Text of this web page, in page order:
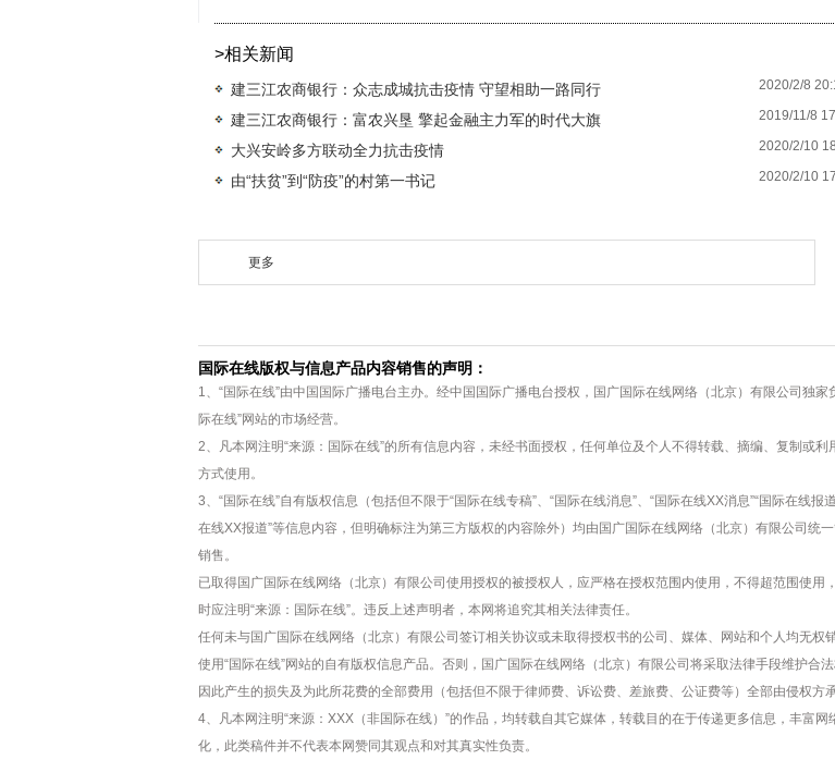
>相关新闻
建三江农商银行：众志成城抗击疫情 守望相助一路同行 2020/2/8
建三江农商银行：富农兴垦 擎起金融主力军的时代大旗 2019/11/8
大兴安岭多方联动全力抗击疫情 2020/2/10
由“扶贫”到“防疫”的村第一书记 2020/2/10
更多
国际在线版权与信息产品内容销售的声明：
1、“国际在线”由中国国际广播电台主办。经中国国际广播电台授权，国广国际在线网络（北京）有限公司独家
际在线”网站的市场经营。
2、凡本网注明“来源：国际在线”的所有信息内容，未经书面授权，任何单位及个人不得转载、摘编、复制或利
方式使用。
3、“国际在线”自有版权信息（包括但不限于“国际在线专稿”、“国际在线消息”、“国际在线XX消息”“国际在线报
在线XX报道”等信息内容，但明确标注为第三方版权的内容除外）均由国广国际在线网络（北京）有限公司统
销售。
已取得国广国际在线网络（北京）有限公司使用授权的被授权人，应严格在授权范围内使用，不得超范围使用
时应注明“来源：国际在线”。违反上述声明者，本网将追究其相关法律责任。
任何未与国广国际在线网络（北京）有限公司签订相关协议或未取得授权书的公司、媒体、网站和个人均无权销
使用“国际在线”网站的自有版权信息产品。否则，国广国际在线网络（北京）有限公司将采取法律手段维护合法
因此产生的损失及为此所花费的全部费用（包括但不限于律师费、诉讼费、差旅费、公证费等）全部由侵权方承
4、凡本网注明“来源：XXX（非国际在线）”的作品，均转载自其它媒体，转载目的在于传递更多信息，丰富网
化，此类稿件并不代表本网赞同其观点和对其真实性负责。